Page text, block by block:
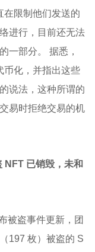
在限制他们发送的
进行，目前还无法
一部分。 据悉，
币化，并指出这些
说法，这种所谓的
易时拒绝交易的机
NFT 已销毁，未和
被盗事件更新，团
197 枚）被盗的 S